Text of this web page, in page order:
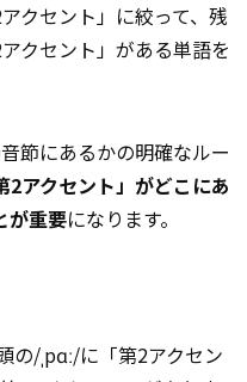
クセント」に絞って、残
クセント」がある単語を
節にあるかの明確なルー
2アクセント」がどこにあ
が重要になります。
/ˌpɑː/に「第2アクセン